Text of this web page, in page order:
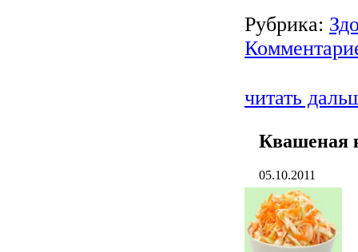
Рубрика:
читать
Квашеная
05.10.2011